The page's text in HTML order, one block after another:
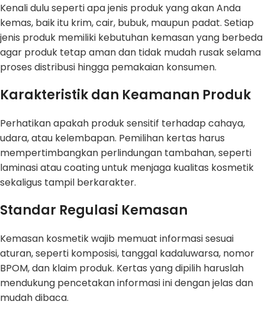
Kenali dulu seperti apa jenis produk yang akan Anda
kemas, baik itu krim, cair, bubuk, maupun padat. Setiap
jenis produk memiliki kebutuhan kemasan yang berbeda
agar produk tetap aman dan tidak mudah rusak selama
proses distribusi hingga pemakaian konsumen.
Karakteristik dan Keamanan Produk
Perhatikan apakah produk sensitif terhadap cahaya,
udara, atau kelembapan. Pemilihan kertas harus
mempertimbangkan perlindungan tambahan, seperti
laminasi atau coating untuk menjaga kualitas kosmetik
sekaligus tampil berkarakter.
Standar Regulasi Kemasan
Kemasan kosmetik wajib memuat informasi sesuai
aturan, seperti komposisi, tanggal kadaluwarsa, nomor
BPOM, dan klaim produk. Kertas yang dipilih haruslah
mendukung pencetakan informasi ini dengan jelas dan
mudah dibaca.